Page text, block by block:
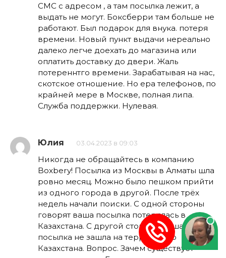
СМС с адресом , а там посылка лежит, а
выдать не могут. Боксберри там больше не
работают. Был подарок для внука. потеря
времени. Новый пункт выдачи нереально
далеко легче доехать до магазина или
оплатить доставку до двери. Жаль
потереннтго времени. Зарабатывая на нас,
скотское отношение. Но ера телефонов, по
крайней мере в Москве, полная липа.
Служба поддержки. Нулевая.
Юлия 03.04.2023 в 09:03
Никогда не обращайтесь в компанию
Boxbery! Посылка из Москвы в Алматы шла
ровно месяц. Можно было пешком прийти
из одного города в другой. После трёх
недель начали поиски. С одной стороны
говорят ваша посылка потерялась в
Казахстана. С другой стороны ваша
посылка не зашла на территорию
Казахстана. Вопрос. Зачем существует